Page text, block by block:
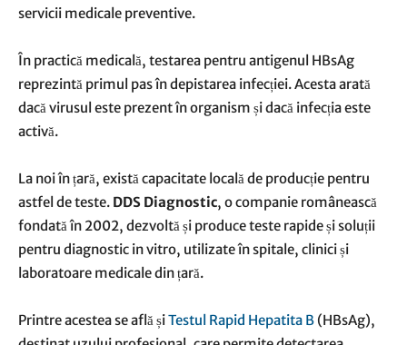
servicii medicale preventive.
În practică medicală, testarea pentru antigenul HBsAg
reprezintă primul pas în depistarea infecției. Acesta arată
dacă virusul este prezent în organism și dacă infecția este
activă.
La noi în țară, există capacitate locală de producție pentru
astfel de teste. DDS Diagnostic, o companie românească
fondată în 2002, dezvoltă și produce teste rapide și soluții
pentru diagnostic in vitro, utilizate în spitale, clinici și
laboratoare medicale din țară.
Printre acestea se află șiTestul Rapid Hepatita B (HBsAg),